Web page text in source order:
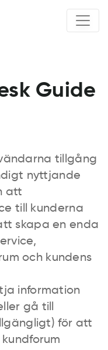
Guide
tillgång
nyttjande
att
till kunderna
skapa en enda
och kundens
information
gå till
för att